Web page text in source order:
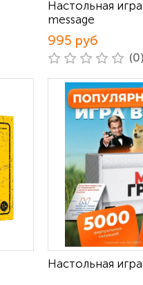
Настольная
message
995 руб
Настольная